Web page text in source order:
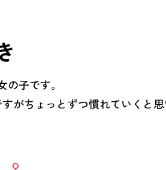
の子です。
がちょっとずつ慣れていくと思